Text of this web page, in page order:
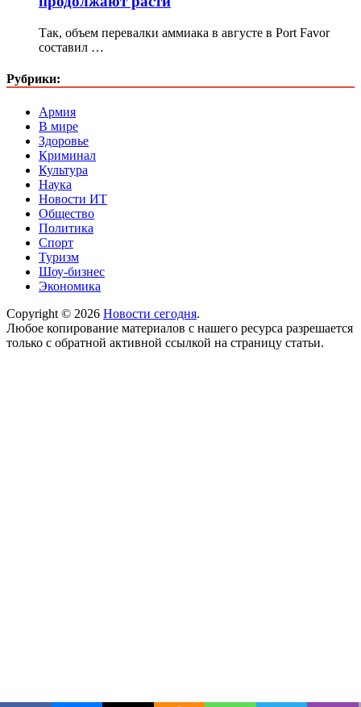
Так, объем перевалки аммиака в августе в Port Favor
составил …
Рубрики:
Армия
В мире
Здоровье
Криминал
Культура
Наука
Новости ИТ
Общество
Политика
Спорт
Туризм
Шоу-бизнес
Экономика
Copyright © 2026 Новости сегодня.
Любое копирование материалов с нашего ресурса разрешается
только с обратной активной ссылкой на страницу статьи.